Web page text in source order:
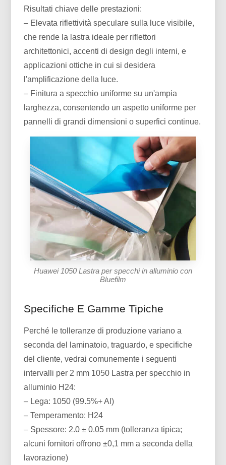
Risultati chiave delle prestazioni:
– Elevata riflettività speculare sulla luce visibile,
che rende la lastra ideale per riflettori
architettonici, accenti di design degli interni, e
applicazioni ottiche in cui si desidera
l'amplificazione della luce.
– Finitura a specchio uniforme su un'ampia
larghezza, consentendo un aspetto uniforme per
pannelli di grandi dimensioni o superfici continue.
Huawei 1050 Lastra per specchi in alluminio con
Bluefilm
Specifiche E Gamme Tipiche
Perché le tolleranze di produzione variano a
seconda del laminatoio, traguardo, e specifiche
del cliente, vedrai comunemente i seguenti
intervalli per 2 mm 1050 Lastra per specchio in
alluminio H24:
– Lega: 1050 (99.5%+ Al)
– Temperamento: H24
– Spessore: 2.0 ± 0.05 mm (tolleranza tipica;
alcuni fornitori offrono ±0,1 mm a seconda della
lavorazione)